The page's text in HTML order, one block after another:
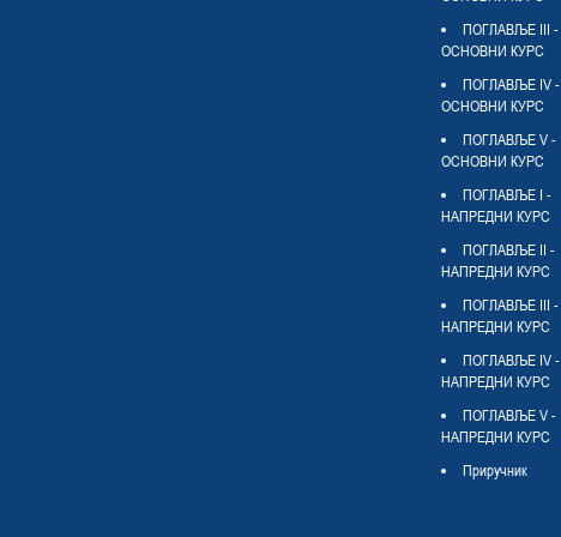
ПОГЛАВЉЕ III -
ОСНОВНИ КУРС
ПОГЛАВЉЕ IV -
ОСНОВНИ КУРС
ПОГЛАВЉЕ V -
ОСНОВНИ КУРС
ПОГЛАВЉЕ I -
НАПРЕДНИ КУРС
ПОГЛАВЉЕ II -
НАПРЕДНИ КУРС
ПОГЛАВЉЕ III -
НАПРЕДНИ КУРС
ПОГЛАВЉЕ IV -
НАПРЕДНИ КУРС
ПОГЛАВЉЕ V -
НАПРЕДНИ КУРС
Приручник